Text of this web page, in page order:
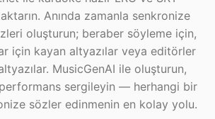
Anında zamanla senkronize
oluşturun; beraber söyleme için,
için kayan altyazılar veya editörler
MusicGenAI ile oluşturun,
performans sergileyin — herhangi bir
sözler edinmenin en kolay yolu.